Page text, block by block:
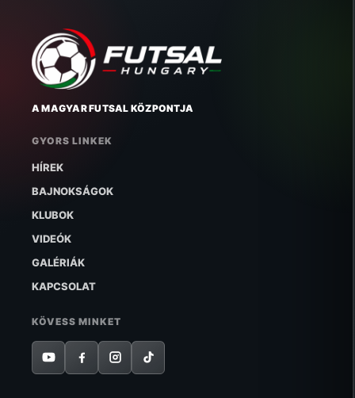
A MAGYAR FUTSAL KÖZPONTJA
GYORS LINKEK
HÍREK
BAJNOKSÁGOK
KLUBOK
VIDEÓK
GALÉRIÁK
KAPCSOLAT
KÖVESS MINKET